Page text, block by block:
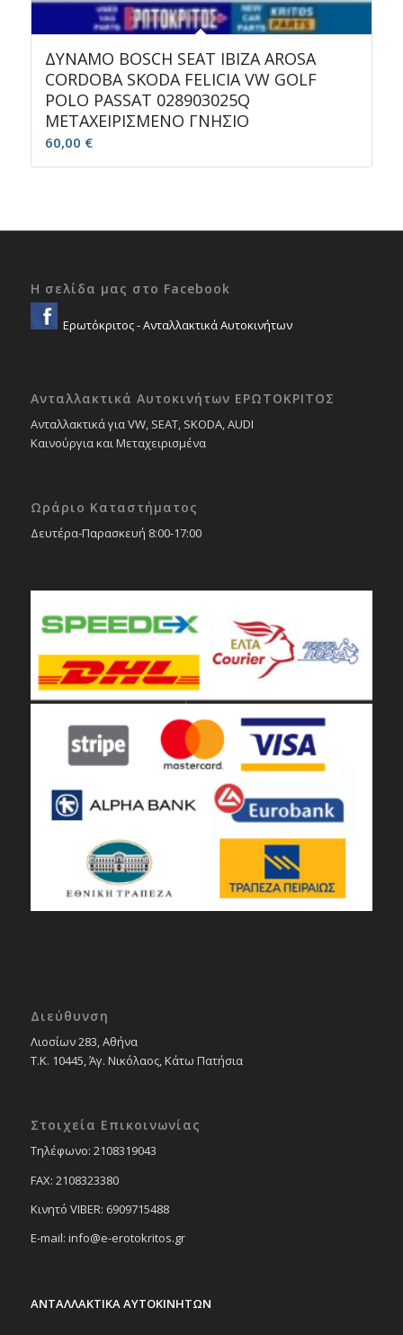
ΔΥΝΑΜΟ BOSCH SEAT IBIZA AROSA
CORDOBA SKODA FELICIA VW GOLF
POLO PASSAT 028903025Q
ΜΕΤΑΧΕΙΡΙΣΜΕΝΟ ΓΝΗΣΙΟ
60,00 €
Η σελίδα μας στο Facebook
Ερωτόκριτος - Ανταλλακτικά Αυτοκινήτων
Ανταλλακτικά Αυτοκινήτων ΕΡΩΤΟΚΡΙΤΟΣ
Ανταλλακτικά για VW, SEAT, SKODA, AUDI
Καινούργια και Μεταχειρισμένα
Ωράριο Καταστήματος
Δευτέρα-Παρασκευή 8:00-17:00
Διεύθυνση
Λιοσίων 283, Αθήνα
Τ.Κ. 10445, Άγ. Νικόλαος, Κάτω Πατήσια
Στοιχεία Επικοινωνίας
Tηλέφωνο: 2108319043
FAX: 2108323380
Κινητό VIBER: 6909715488
E-mail: info@e-erotokritos.gr
ΑΝΤΑΛΛΑΚΤΙΚΑ ΑΥΤΟΚΙΝΗΤΩΝ